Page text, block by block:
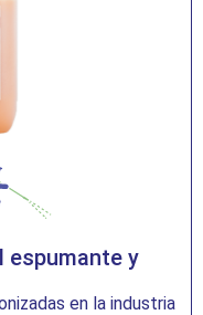
espumante y
en la industria